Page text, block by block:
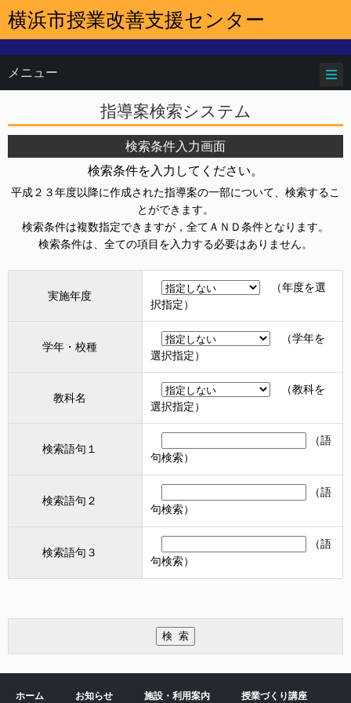
横浜市授業改善支援センター
メニュー
指導案検索システム
検索条件入力画面
検索条件を入力してください。
平成２３年度以降に作成された指導案の一部について、検索するこ
とができます。
検索条件は複数指定できますが，全てＡＮＤ条件となります。
検索条件は、全ての項目を入力する必要はありません。
実施年度
（年度を選
択指定）
学年・校種
（学年を
選択指定）
教科名
（教科を
選択指定）
検索語句１
（語
句検索）
検索語句２
（語
句検索）
検索語句３
（語
句検索）
ホーム お知らせ 施設・利用案内 授業づくり講座